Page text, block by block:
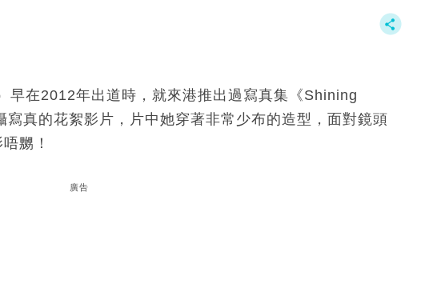
早在2012年出道時，就來港推出過寫真集《Shining
真的花絮影片，片中她穿著非常少布的造型，面對鏡頭
嬲！
廣告